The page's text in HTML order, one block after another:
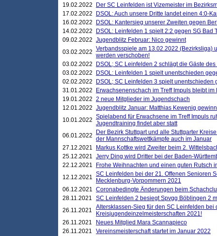
19.02.2022
Der SC Leinfelden ist Vizemeister im
17.02.2022
DSOL: Auch unsere Dritte landet einen 4:0-
16.02.2022
DSOL: Kantersieg unserer Zweiten gegen
14.02.2022
DSOL: Leinfelden 1 spielt 2:2 gegen SG Bad
09.02.2022 Jugendblitz Februar: Nico gewinnt
03.02.2022 Verbandsspiele am 13.02.2022 (Bezirksliga)
werden verschoben!
03.02.2022
DSOL; SC Leinfelden 2 schlägt die Gäste
03.02.2022
DSOL: Leinfelden 1 spielt unentschieden
02.02.2022
DSOL; SC Leinfelden 3 spielt unentschieden
31.01.2022
Erwachsenenschach im Treff Impuls bleibt
19.01.2022 2 neue Mitglieder im Jugendschach
12.01.2022 Jugendblitz Januar: Matthias Kewenig
10.01.2022 Spielabend für Erwachsene im Treff Impuls
Jugendtraining findet aber statt
06.01.2022
Der Bezirk Stuttgart und alle Stuttgarter
der Mannschaftswettkämpfe auch im Januar
27.12.2021
Markus Kottke wird Zweiter beim 2.
25.12.2021 Jerry Ding wird Dritter bei der Baden-
22.12.2021
Frohe Weihnachten und einen guten Rutsch
12.12.2021 SC Leinfelden bei der 21. Offenen Senioren
Mecklenburg-Vorpommern 2021
06.12.2021 Coronabedingte Änderungen beim
28.11.2021
SC Leinfelden 2 besiegt Spvgg Böblingen 2
26.11.2021
Altersklassen-Sieg für den SC Leinfelden bei
Kreisjugendeinzelmeisterschaften 2021!
26.11.2021
Neues Mitglied Mara Scannapieco
26.11.2021
Vereinsmeisterschaft startet im Januar 2022